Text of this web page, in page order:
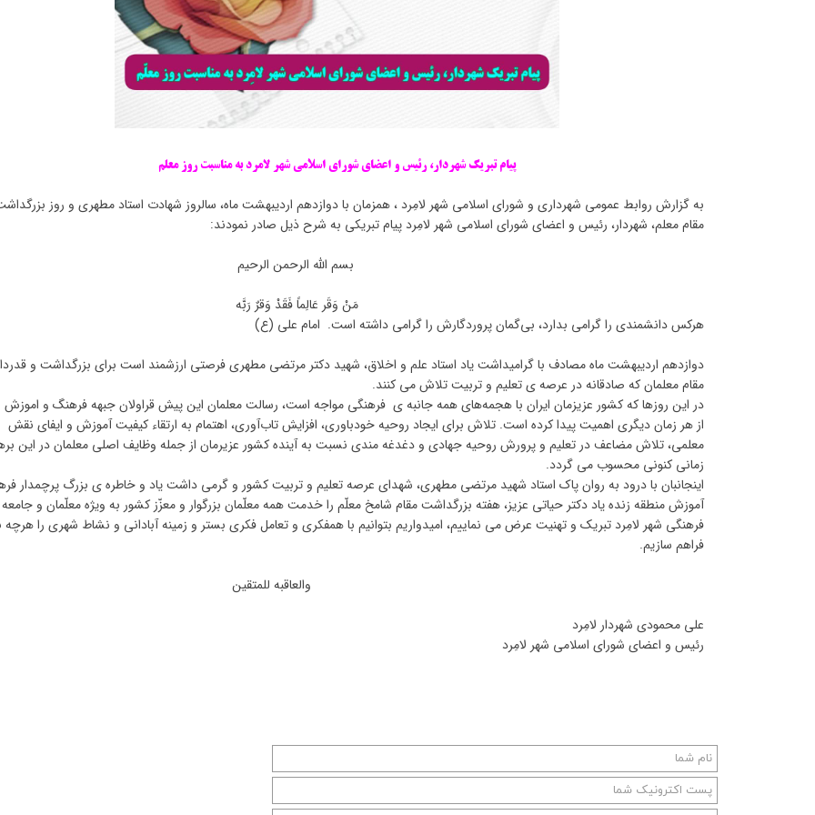
پیام تبریک شهردار، رئیس و اعضای شورای اسلامی شهر لامرد به مناسبت روز معلم
به گزارش روابط عمومی شهرداری و شورای اسلامی شهر لامِرد ، همزمان با دوازدهم اردیبهشت ماه، سالروز شهادت استاد مطهری و روز
مقام معلم، شهردار، رئیس و اعضای شورای اسلامی شهر لامِرد پیام تبریکی به شرح ذیل صادر نمودند:
بسم الله الرحمن الرحیم
مَنْ وَقَر عَالِماً فَقَدْ وَقرٌ رَبَّه
هرکس دانشمندی را گرامی بدارد، بی‌گمان پروردگارش را گرامی داشته است. امام علی (ع)
دوازدهم اردیبهشت ماه مصادف با گرامیداشت یاد استاد علم و اخلاق، شهید دکتر مرتضی مطهری فرصتی ارزشمند است برای بزرگداشت و
مقام معلمان که صادقانه در عرصه ی تعلیم و تربیت تلاش می کنند.
در این روزها که کشور عزیزمان ایران با هجمه‌های همه جانبه ی فرهنگی مواجه است، رسالت معلمان این پیش قراولان جبهه فرهنگ و
از هر زمان دیگری اهمیت پیدا کرده است. تلاش برای ایجاد روحیه خودباوری، افزایش تاب‌آوری، اهتمام به ارتقاء کیفیت آموزش و ایفای نقش
معلمی، تلاش مضاعف در تعلیم و پرورش روحیه جهادی و دغدغه مندی نسبت به آینده کشور عزیرمان از جمله وظایف اصلی معلمان در این
زمانی کنونی محسوب می گردد.
اینجانبان با درود به روان پاک استاد شهید مرتضی مطهری، شهدای عرصه تعلیم و تربیت کشور و گرمی داشت یاد و خاطره ی بزرگ پرچمدار
آموزش منطقه زنده یاد دکتر حیاتی عزیز، هفته بزرگداشت مقام شامخ معلّم را خدمت همه معلّمان بزرگوار و معزّز کشور به ویژه معلّمان و جامعه
فرهنگی شهر لامِرد تبریک و تهنیت عرض می نماییم، امیدواریم بتوانیم با همفکری و تعامل فکری بستر و زمینه آبادانی و نشاط شهری را هرچه
فراهم سازیم.
والعاقبه للمتقین
علی محمودی شهردار لامِرد
رئیس و اعضای شورای اسلامی شهر لامِرد